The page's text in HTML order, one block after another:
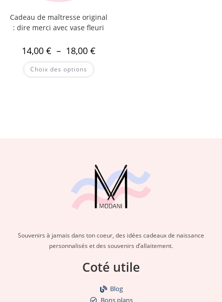
Cadeau de maîtresse original
: dire merci avec vase fleuri
14,00 € – 18,00 €
Choix des options
Souvenirs à jamais dans ton coeur, des idées cadeaux de naissance
personnalisés et des souvenirs d’allaitement.
Coté utile
Blog
Bons plans